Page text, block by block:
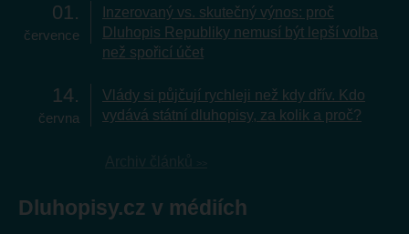
01
července
Inzerovaný vs. skutečný výnos: proč
Dluhopis Republiky nemusí být lepší volba
než spořicí účet
14
června
Vlády si půjčují rychleji než kdy dřív. Kdo
vydává státní dluhopisy, za kolik a proč?
Dluhopisy.cz v médiích